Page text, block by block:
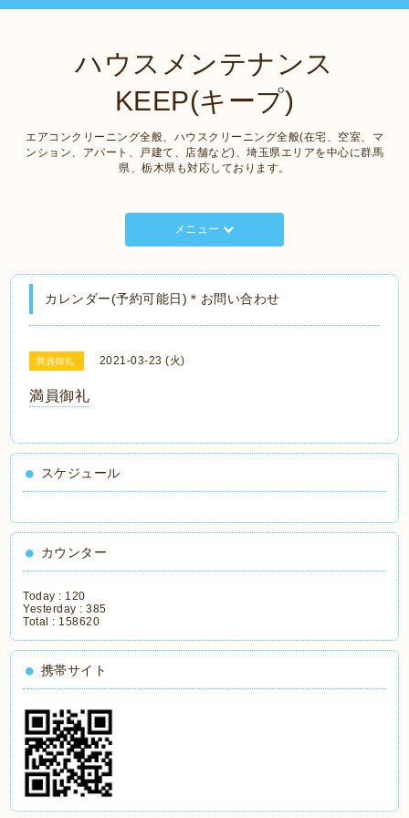
ハウスメンテナンス
KEEP(キープ)
エアコンクリーニング全般、ハウスクリーニング全般(在宅、空室、マ
ンション、アパート、戸建て、店舗など)、埼玉県エリアを中心に群馬
県、栃木県も対応しております。
メニュー
カレンダー(予約可能日)＊お問い合わせ
満員御礼 2021-03-23 (火)
満員御礼
スケジュール
カウンター
Today : 120
Yesterday :385
Total : 158620
携帯サイト